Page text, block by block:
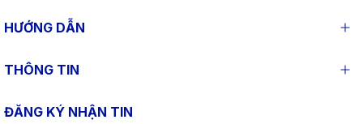
HƯỚNG DẪN
THÔNG TIN
ĐĂNG KÝ NHẬN TIN